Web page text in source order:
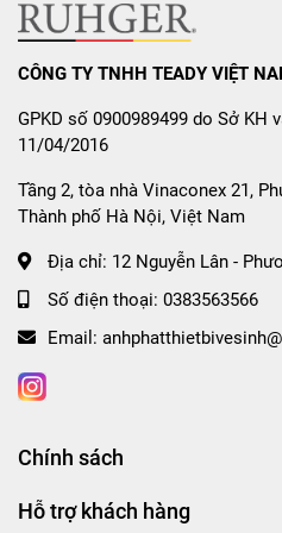
Sản phẩm đạt tiêu
đảm bảo an toàn cho sức
Bảo hành chính hãng
và 2 năm cho hệ thống
dụng sản phẩm trong
về vấn đề bảo trì.
Chống Xước Dekor Loại 1
nhận sự khác biệt mà sản
CÔNG TY TNHH TEADY VIỆT
GPKD số 0900989499 do Sở KH
11/04/2016
Tầng 2, tòa nhà Vinaconex 21,
Thành phố Hà Nội, Việt Nam
Địa chỉ: 12 Nguyễn Lân -
Số điện thoại: 0383563566
Email:
Chính sách
Hỗ trợ khách hàng